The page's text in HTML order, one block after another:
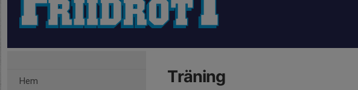
Hem Träning